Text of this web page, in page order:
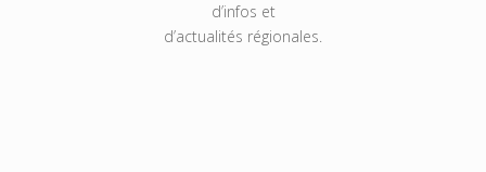
d’infos et
d’actualités régionales.